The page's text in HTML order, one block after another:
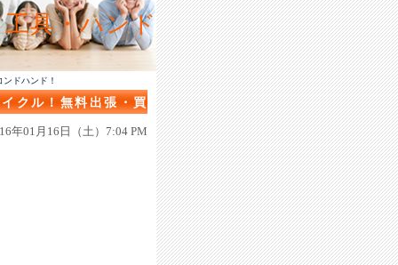
具・ハンド
ドハンド！
クル！無料出張・買
！セコンドハンド！
年01月16日（土）7:04 PM